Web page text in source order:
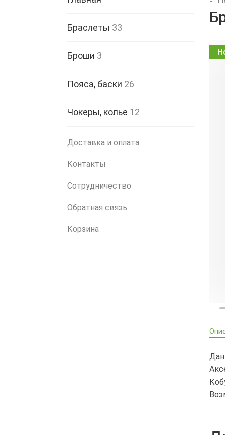
Браслеты 33
Броши 3
Пояса, баски 26
Чокеры, колье 12
Доставка и оплата
Контакты
Сотрудничество
Обратная связь
Корзина